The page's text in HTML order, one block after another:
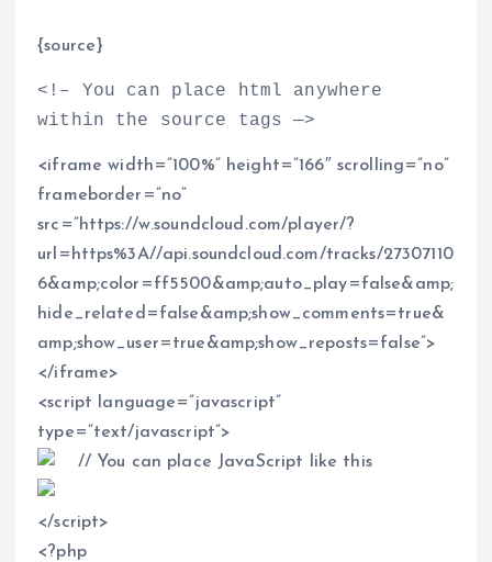
{source}
< !– You can place html anywhere
within the source tags —>
<iframe width=”100%” height=”166″ scrolling=”no”
frameborder=”no”
src=”https://w.soundcloud.com/player/?
url=https%3A//api.soundcloud.com/tracks/27307110
6&amp;color=ff5500&amp;auto_play=false&amp;
hide_related=false&amp;show_comments=true&
amp;show_user=true&amp;show_reposts=false”>
</iframe>
<script language=”javascript”
type=”text/javascript”>
// You can place JavaScript like this
</script>
<?php